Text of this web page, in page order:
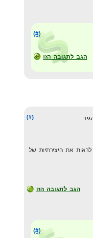
(#)
הגב לתגובה הזו
(#)
את היצירתיות של
הגב לתגובה הזו
(#)